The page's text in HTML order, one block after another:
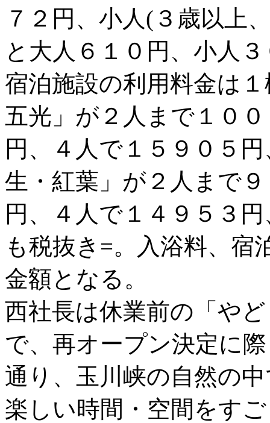
７２円、小人(３歳以上
と大人６１０円、小人
宿泊施設の利用料金は
五光」が２人まで１０
円、４人で１５９０５
生・紅葉」が２人まで
円、４人で１４９５３
も税抜き=。入浴料、宿
金額となる。
西社長は休業前の「や
で、再オープン決定に
通り、玉川峡の自然の
楽しい時間・空間をす